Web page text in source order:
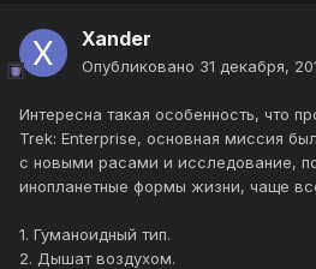
Xander
Опубликовано 31 декабря,
Интересна такая особенность, что
Trek: Enterprise, основная миссия
с новыми расами и исследование,
инопланетные формы жизни, чаще
1. Гуманоидный тип.
2. Дышат воздухом.